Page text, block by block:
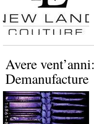
Avere
Demanufacture